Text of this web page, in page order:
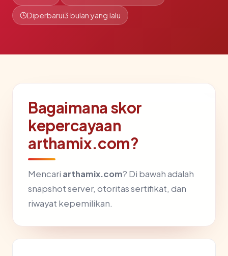
Diperbarui3 bulan yang lalu
Bagaimana skor
kepercayaan
arthamix.com?
Mencari arthamix.com? Di bawah adalah
snapshot server, otoritas sertifikat, dan
riwayat kepemilikan.